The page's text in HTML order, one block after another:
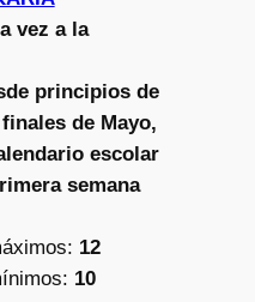
vez a la
principios de
de Mayo,
escolar
semana
12
10